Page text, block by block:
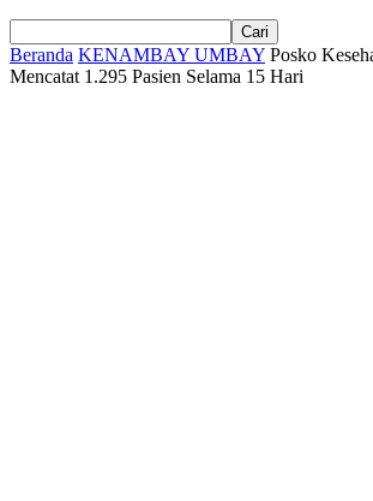
Beranda KENAMBAY UMBAY Posko
Mencatat 1.295 Pasien Selama 15 Hari